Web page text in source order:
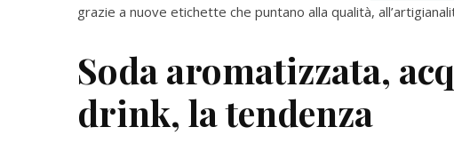
grazie a nuove etichette che puntano alla qualità,
Soda aromatizzata,
drink, la tendenza